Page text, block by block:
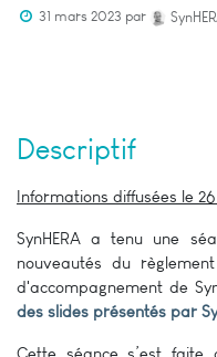
31 mars 2023 par
Descriptif
Informations diffusées le
SynHERA a tenu une
nouveautés du
d'accompagnement de
des slides présentés par